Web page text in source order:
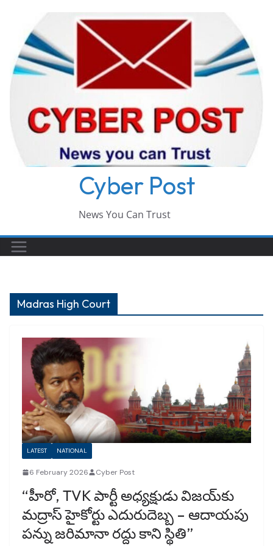
content
Cyber Post
News You Can Trust
Madras High Court
LATEST NATIONAL
6 February 2026 Cyber Post
“హీరో, TVK పార్టీ అధ్యక్షుడు విజయ్‌కు
మద్రాస్ హైకోర్టు ఎదురుదెబ్బ – ఆదాయపు
పన్ను జరిమానా రద్దు కాని స్థితి”